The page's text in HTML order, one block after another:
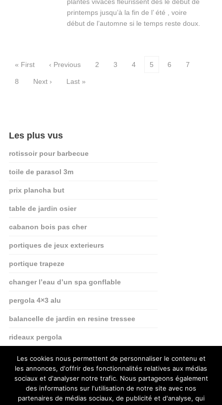
printemps jusqu’à la fin de l’ été , voire
début de l’automne si le temps reste doux.
« First ‹ Previous 2 3 4 5 6 7
8 Next › Last »
Les plus vus
rotissoir pour barbecue
toile de parasol 3m
prix plancha but
table de jardin osier
cabanon bois pas cher
portiques de jeux exterieurs
portique trapeze
changer l’eau d’un spa gonflable
pergola 4×3 alu
balancelle de jardin en resine tressee
rideaux pergola
projecteur solaire detecteur
Les cookies nous permettent de personnaliser le contenu et
les annonces, d'offrir des fonctionnalités relatives aux médias
sociaux et d'analyser notre trafic. Nous partageons également
des informations sur l'utilisation de notre site avec nos
partenaires de médias sociaux, de publicité et d'analyse, qui